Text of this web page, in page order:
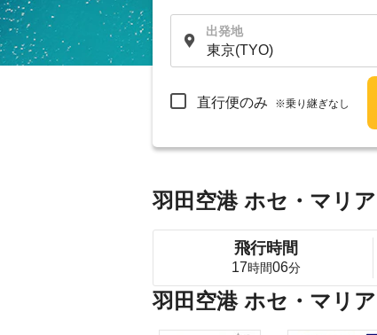
出発地
直行便のみ ※乗り継ぎなし
羽田空港 ホセ・マリ
飛行時間
17時間06分
羽田空港 ホセ・マリ